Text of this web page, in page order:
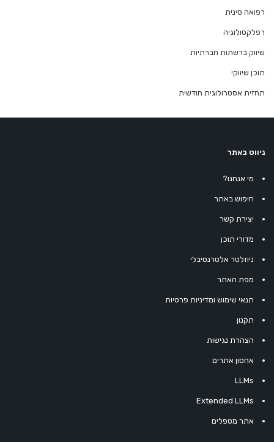
רפואה סינית
רפלקסולוגיה
שיווק ברשתות חברתיות
תוכן שיווקי
תחזית אסטרולוגית חודשית
ניווט באתר
מי אנחנו?
חיפוש באתר
יצירת קשר
מדורי תוכן
ניוזלטר אלטרנטיבלי
מפת האתר
תנאי שימוש ומדיניות פרטיות
תקנון
הצהרת נגישות
אחסון אתרים
LLMs
Extended LLMs
אתר מטפלים